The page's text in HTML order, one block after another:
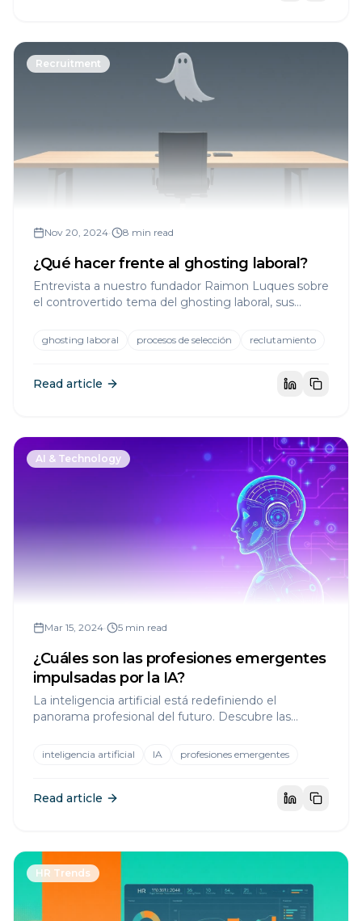
Recruitment
Nov 20, 2024 8 min read
¿Qué hacer frente al ghosting laboral?
Entrevista a nuestro fundador Raimon Luques sobre
el controvertido tema del ghosting laboral, sus
candidatos.
ghosting laboral procesos de selección reclutamiento
Read article
AI & Technology
Mar 15, 2024 5 min read
¿Cuáles son las profesiones emergentes
impulsadas por la IA?
La inteligencia artificial está redefiniendo el
panorama profesional del futuro. Descubre las
gracias a la IA.
inteligencia artificial IA profesiones emergentes
Read article
HR Trends